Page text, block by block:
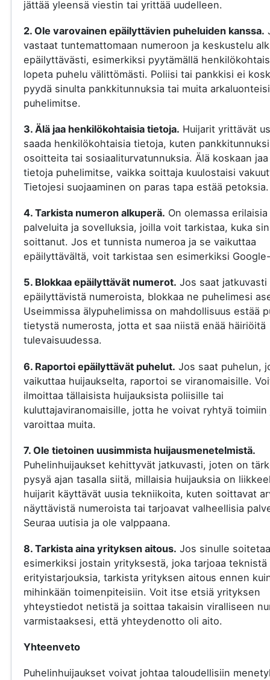
jättää yleensä viestin tai yrittää uudelleen.
2. Ole varovainen epäilyttävien puheluiden kanssa.
vastaat tuntemattomaan numeroon ja keskustelu
epäilyttävästi, esimerkiksi pyytämällä
lopeta puhelu välittömästi. Poliisi tai pankkisi ei
pyydä sinulta pankkitunnuksia tai muita
puhelimitse.
3. Älä jaa henkilökohtaisia tietoja. Huijarit yrittävät
saada henkilökohtaisia tietoja, kuten
osoitteita tai sosiaaliturvatunnuksia. Älä koskaan
tietoja puhelimitse, vaikka soittaja kuulostaisi
Tietojesi suojaaminen on paras tapa estää petoksia.
4. Tarkista numeron alkuperä. On olemassa erilaisia
palveluita ja sovelluksia, joilla voit tarkistaa, kuka
soittanut. Jos et tunnista numeroa ja se vaikuttaa
epäilyttävältä, voit tarkistaa sen esimerkiksi
5. Blokkaa epäilyttävät numerot. Jos saat jatkuvasti
epäilyttävistä numeroista, blokkaa ne puhelimesi
Useimmissa älypuhelimissa on mahdollisuus estää
tietystä numerosta, jotta et saa niistä enää häiriöitä
tulevaisuudessa.
6. Raportoi epäilyttävät puhelut. Jos saat puhelun,
vaikuttaa huijaukselta, raportoi se viranomaisille.
ilmoittaa tällaisista huijauksista poliisille tai
kuluttajaviranomaisille, jotta he voivat ryhtyä toimiin
varoittaa muita.
7. Ole tietoinen uusimmista huijausmenetelmistä.
Puhelinhuijaukset kehittyvät jatkuvasti, joten on
pysyä ajan tasalla siitä, millaisia huijauksia on
huijarit käyttävät uusia tekniikoita, kuten soittavat
näyttävistä numeroista tai tarjoavat valheellisia
Seuraa uutisia ja ole valppaana.
8. Tarkista aina yrityksen aitous. Jos sinulle
esimerkiksi jostain yrityksestä, joka tarjoaa teknistä
erityistarjouksia, tarkista yrityksen aitous ennen
mihinkään toimenpiteisiin. Voit itse etsiä yrityksen
yhteystiedot netistä ja soittaa takaisin viralliseen
varmistaaksesi, että yhteydenotto oli aito.
Yhteenveto
Puhelinhuijaukset voivat johtaa taloudellisiin